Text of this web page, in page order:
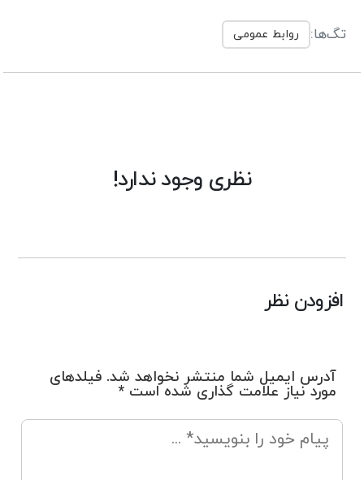
تگ‌ها: روابط عمومی
نظری وجود ندارد!
افزودن نظر
آدرس ایمیل شما منتشر نخواهد شد. فیلدهای
مورد نیاز علامت گذاری شده است *